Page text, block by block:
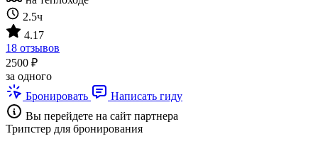
2.5ч
4.17
18 отзывов
2500 ₽
за одного
Бронировать
Написать гиду
Вы перейдете на сайт партнера
Трипстер для бронирования